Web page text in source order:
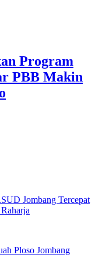
Program
PBB Makin
Jombang Tercepat
Ploso Jombang